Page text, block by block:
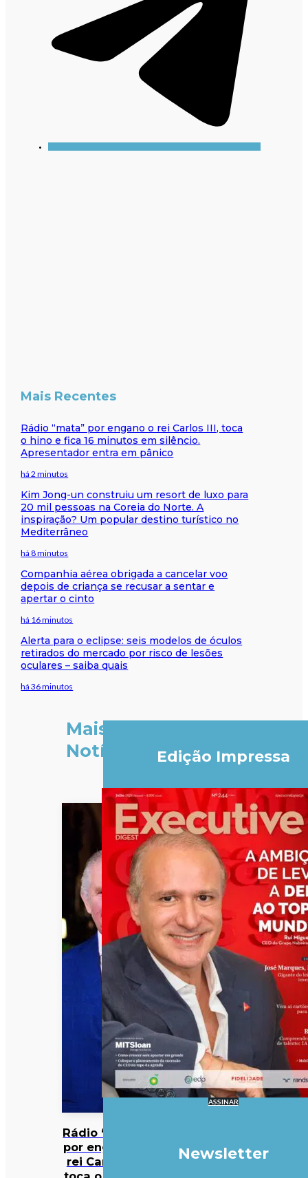
Mais Recentes
Rádio “mata” por engano o rei Carlos III, toca
o hino e fica 16 minutos em silêncio.
Apresentador entra em pânico
há 2 minutos
Kim Jong-un construiu um resort de luxo para
20 mil pessoas na Coreia do Norte. A
inspiração? Um popular destino turístico no
Mediterrâneo
há 8 minutos
Companhia aérea obrigada a cancelar voo
depois de criança se recusar a sentar e
apertar o cinto
há 16 minutos
Alerta para o eclipse: seis modelos de óculos
retirados do mercado por risco de lesões
oculares – saiba quais
há 36 minutos
Mais
Notícias
Rádio “mata”
por engano o
rei Carlos III,
Edição Impressa
ASSINAR
Newsletter